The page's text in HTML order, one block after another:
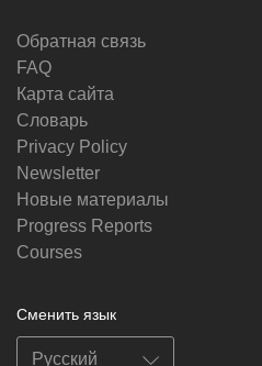
Обратная связь
FAQ
Карта сайта
Словарь
Privacy Policy
Newsletter
Новые материалы
Progress Reports
Courses
Сменить язык